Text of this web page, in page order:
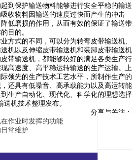
到保护输送物料能够进行安全平稳的输送
收物料因输送的速度过快而产生的冲击
低磨损的作用，从而有效的保证了输送带
目的。
方式的不同，可以分为转弯皮带输送机、
机以及伸缩皮带输送机和装卸皮带输送机
带输送机，都能够较好的满足各类生产行
高速度、高平稳运转输送的生产运输。上
领先的生产技术工艺水平，所制作生产的
还具有低噪音、高承载能力以及高运转能
生产自动化、现代化、科学化的理想选择
机技术整理发布。
分享与关注：
作业时发挥的功能
常维护